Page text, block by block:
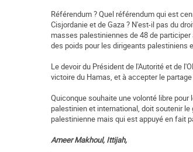
Référendum ? Quel référendum qui est
Cisjordanie et de Gaza ? N'est-il pas du
masses palestiniennes de 48 de
des poids pour les dirigeants palestiniens
Le devoir du Président de l'Autorité et de
victoire du Hamas, et à accepter le
Quiconque souhaite une volonté libre
palestinien et international, doit soutenir
palestinienne mais qui est appuyé en fait
Ameer Makhoul, Ittijah,